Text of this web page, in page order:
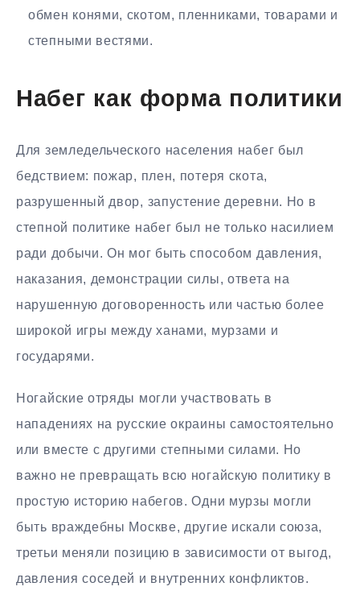
обмен конями, скотом, пленниками, товарами и
степными вестями.
Набег как форма политики
Для земледельческого населения набег был
бедствием: пожар, плен, потеря скота,
разрушенный двор, запустение деревни. Но в
степной политике набег был не только насилием
ради добычи. Он мог быть способом давления,
наказания, демонстрации силы, ответа на
нарушенную договоренность или частью более
широкой игры между ханами, мурзами и
государями.
Ногайские отряды могли участвовать в
нападениях на русские окраины самостоятельно
или вместе с другими степными силами. Но
важно не превращать всю ногайскую политику в
простую историю набегов. Одни мурзы могли
быть враждебны Москве, другие искали союза,
третьи меняли позицию в зависимости от выгод,
давления соседей и внутренних конфликтов.